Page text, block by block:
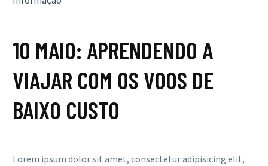
10 MAIO: APRENDENDO A
VIAJAR COM OS VOOS DE
BAIXO CUSTO
Lorem ipsum dolor sit amet, consectetur adipisicing elit,